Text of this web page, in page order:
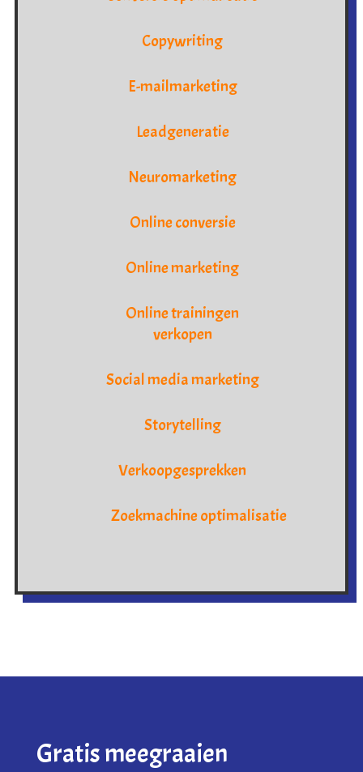
Copywriting
E-mailmarketing
Leadgeneratie
Neuromarketing
Online conversie
Online marketing
Online trainingen
verkopen
Social media marketing
Storytelling
Verkoopgesprekken
Zoekmachine optimalisatie
Gratis meegraaien